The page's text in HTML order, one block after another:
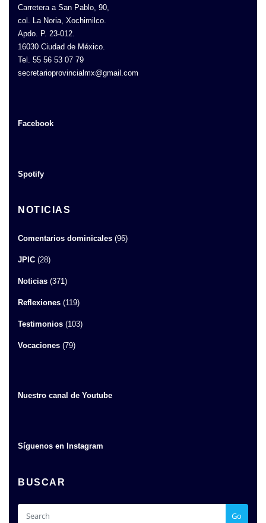
Carretera a San Pablo, 90,
col. La Noria, Xochimilco.
Apdo. P. 23-012.
16030 Ciudad de México.
Tel. 55 56 53 07 79
secretarioprovincialmx@gmail.com
Facebook
Spotify
NOTICIAS
Comentarios dominicales (96)
JPIC (28)
Noticias (371)
Reflexiones (119)
Testimonios (103)
Vocaciones (79)
Nuestro canal de Youtube
Síguenos en Instagram
BUSCAR
Go